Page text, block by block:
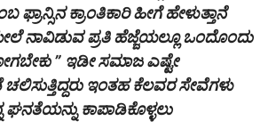
ಕ್ರಾಂತಿಕಾರಿ ಹೀಗೆ ಹೇಳುತ್ತಾನೆ
ನಾವಿಡುವ ಪ್ರತಿ ಹೆಜ್ಜೆಯಲ್ಲೂ ಒಂದೊಂದು
” ಇಡೀ ಸಮಾಜ ಎಷ್ಟೇ
ಇಂತಹ ಕೆಲವರ ಸೇವೆಗಳು
ಘನತೆಯನ್ನು ಕಾಪಾಡಿಕೊಳ್ಳಲು